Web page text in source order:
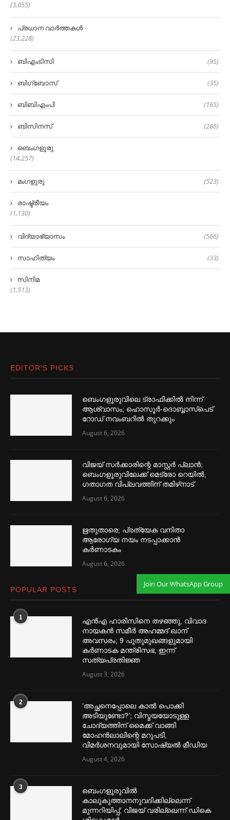
(3,055)
പ്രധാന വാർത്തകൾ
(23,228)
ബിഎംടിസി (95)
ബിഗ്‌ബോസ് (35)
ബിബിഎംപി (165)
ബിസിനസ് (286)
ബെംഗളൂരു
(14,257)
മംഗളുരു (523)
രാഷ്ട്രീയം
(1,130)
വിദ്യാഭ്യാസം (566)
സാഹിത്യം (33)
സിനിമ
(1,513)
EDITOR’S PICKS
ബെംഗളൂരുവിലെ ട്രാഫിക്കില്‍ നിന്ന്
ആശ്വാസം; ഹൊസൂര്‍-ദൊബ്ബാസ്പെട്
റോഡ് നവംബറില്‍ തുറക്കും
August 6, 2026
വിജയ് സര്‍ക്കാരിന്റെ മാസ്റ്റര്‍ പ്ലാന്‍;
ബെംഗളൂരുവിലേക്ക് മെട്രോ റെയില്‍,
ഗതാഗത വിപ്ലവത്തിന് തമിഴ്‌നാട്
August 6, 2026
ഋതുതാരെ; പ്രത്യേക വനിതാ
ആരോഗ്യ നയം നടപ്പാക്കാൻ
കര്‍ണാടകം
August 6, 2026
POPULAR POSTS
1
എൻഎ ഹാരിസിനെ തഴ‌‍ഞ്ഞു, വിവാദ
നായകൻ സമീര്‍ അഹമ്മദ് ഖാന്
അവസരം; 9 പുതുമുഖങ്ങളുമായി
കര്‍ണാടക മന്ത്രിസഭ, ഇന്ന്
സത്യപ്രതിജ്ഞ
August 3, 2026
2
‘അച്ഛനെപ്പോലെ കാല്‍ പൊക്കി
അടിയുണ്ടോ?’; വിസ്മയയോടുള്ള
ചോദ്യത്തിന് മൈക്ക് വാങ്ങി
മോഹൻലാലിന്റെ മറുപടി,
വിമര്‍ശനവുമായി സോഷ്യല്‍ മീഡിയ
August 4, 2026
3
ബെംഗളൂരുവില്‍
കാലുകുത്താനനുവദിക്കില്ലെന്ന്
മുന്നറിയിപ്പ്; വിജയ് വരില്ലെന്ന് ഡികെ
Join Our WhatsApp Group